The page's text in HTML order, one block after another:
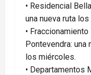
•⁠ ⁠Residencial
una nueva ruta
•⁠ ⁠Fraccionamiento
Pontevendra: una
los miércoles.
•⁠ ⁠Departamentos